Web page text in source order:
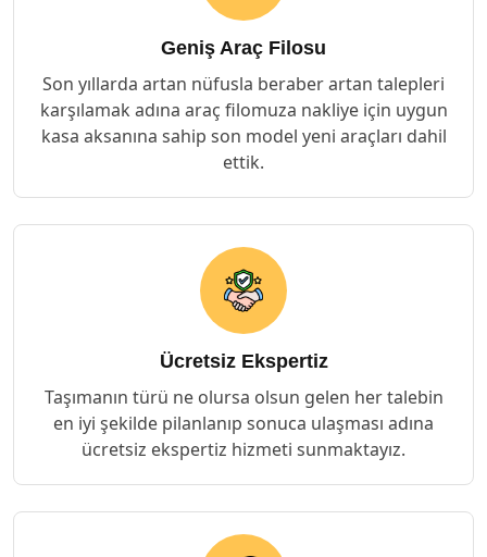
Geniş Araç Filosu
Son yıllarda artan nüfusla beraber artan talepleri
karşılamak adına araç filomuza nakliye için uygun
kasa aksanına sahip son model yeni araçları dahil
ettik.
Ücretsiz Ekspertiz
Taşımanın türü ne olursa olsun gelen her talebin
en iyi şekilde pilanlanıp sonuca ulaşması adına
ücretsiz ekspertiz hizmeti sunmaktayız.